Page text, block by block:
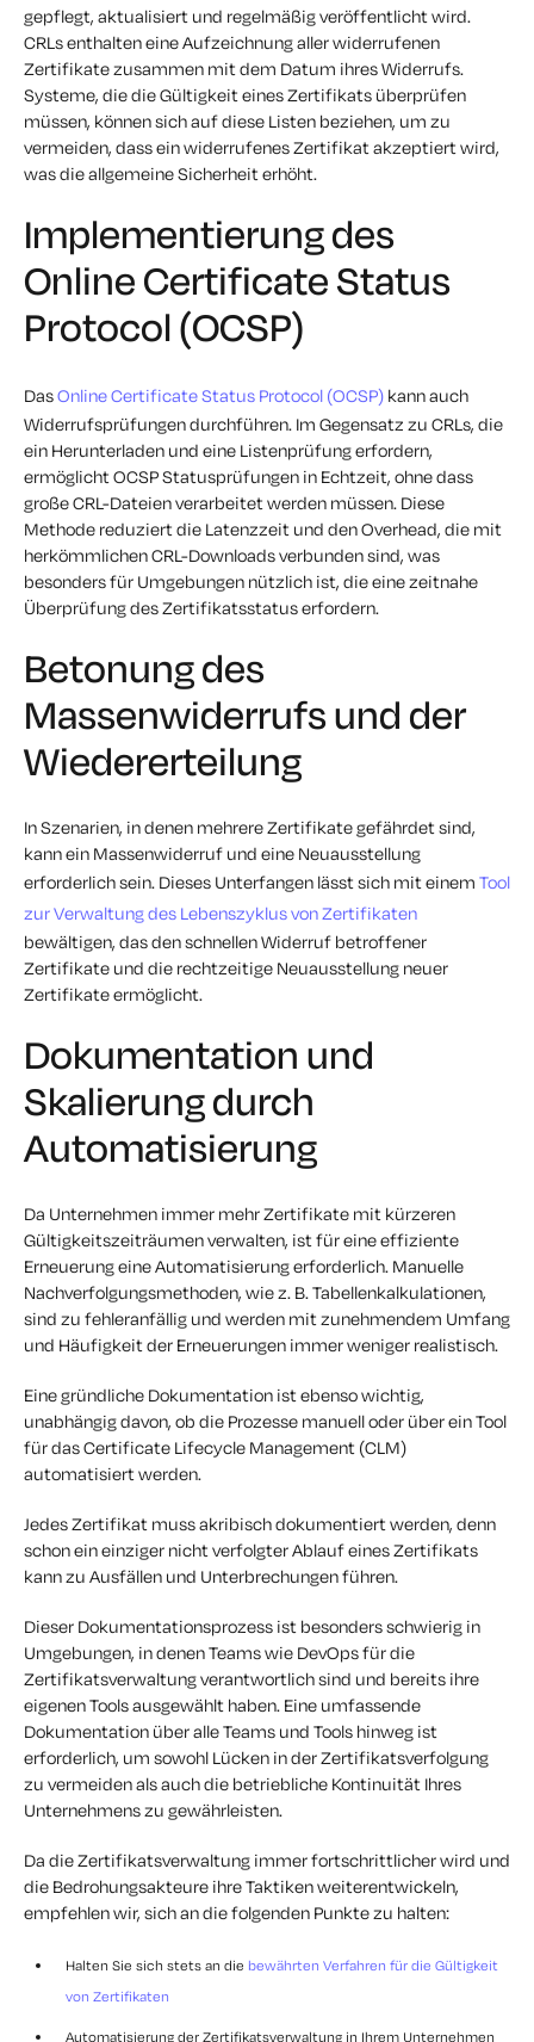
gepflegt, aktualisiert und regelmäßig veröffentlicht wird.
CRLs enthalten eine Aufzeichnung aller widerrufenen
Zertifikate zusammen mit dem Datum ihres Widerrufs.
Systeme, die die Gültigkeit eines Zertifikats überprüfen
müssen, können sich auf diese Listen beziehen, um zu
vermeiden, dass ein widerrufenes Zertifikat akzeptiert wird,
was die allgemeine Sicherheit erhöht.
Implementierung des
Online Certificate Status
Protocol (OCSP)
DasOnline Certificate Status Protocol (OCSP) kann auch
Widerrufsprüfungen durchführen. Im Gegensatz zu CRLs, die
ein Herunterladen und eine Listenprüfung erfordern,
ermöglicht OCSP Statusprüfungen in Echtzeit, ohne dass
große CRL-Dateien verarbeitet werden müssen. Diese
Methode reduziert die Latenzzeit und den Overhead, die mit
herkömmlichen CRL-Downloads verbunden sind, was
besonders für Umgebungen nützlich ist, die eine zeitnahe
Überprüfung des Zertifikatsstatus erfordern.
Betonung des
Massenwiderrufs und der
Wiedererteilung
In Szenarien, in denen mehrere Zertifikate gefährdet sind,
kann ein Massenwiderruf und eine Neuausstellung
erforderlich sein. Dieses Unterfangen lässt sich mit einem Tool
zur Verwaltung des Lebenszyklus von Zertifikaten
bewältigen, das den schnellen Widerruf betroffener
Zertifikate und die rechtzeitige Neuausstellung neuer
Zertifikate ermöglicht.
Dokumentation und
Skalierung durch
Automatisierung
Da Unternehmen immer mehr Zertifikate mit kürzeren
Gültigkeitszeiträumen verwalten, ist für eine effiziente
Erneuerung eine Automatisierung erforderlich. Manuelle
Nachverfolgungsmethoden, wie z. B. Tabellenkalkulationen,
sind zu fehleranfällig und werden mit zunehmendem Umfang
und Häufigkeit der Erneuerungen immer weniger realistisch.
Eine gründliche Dokumentation ist ebenso wichtig,
unabhängig davon, ob die Prozesse manuell oder über ein Tool
für das Certificate Lifecycle Management (CLM)
automatisiert werden.
Jedes Zertifikat muss akribisch dokumentiert werden, denn
schon ein einziger nicht verfolgter Ablauf eines Zertifikats
kann zu Ausfällen und Unterbrechungen führen.
Dieser Dokumentationsprozess ist besonders schwierig in
Umgebungen, in denen Teams wie DevOps für die
Zertifikatsverwaltung verantwortlich sind und bereits ihre
eigenen Tools ausgewählt haben. Eine umfassende
Dokumentation über alle Teams und Tools hinweg ist
erforderlich, um sowohl Lücken in der Zertifikatsverfolgung
zu vermeiden als auch die betriebliche Kontinuität Ihres
Unternehmens zu gewährleisten.
Da die Zertifikatsverwaltung immer fortschrittlicher wird und
die Bedrohungsakteure ihre Taktiken weiterentwickeln,
empfehlen wir, sich an die folgenden Punkte zu halten:
Halten Sie sich stets an die bewährten Verfahren für die Gültigkeit
von Zertifikaten
Automatisierung der Zertifikatsverwaltung in Ihrem Unternehmen